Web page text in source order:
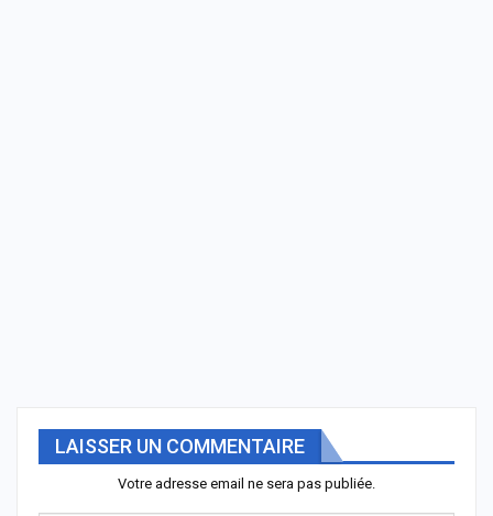
LAISSER UN COMMENTAIRE
Votre adresse email ne sera pas publiée.